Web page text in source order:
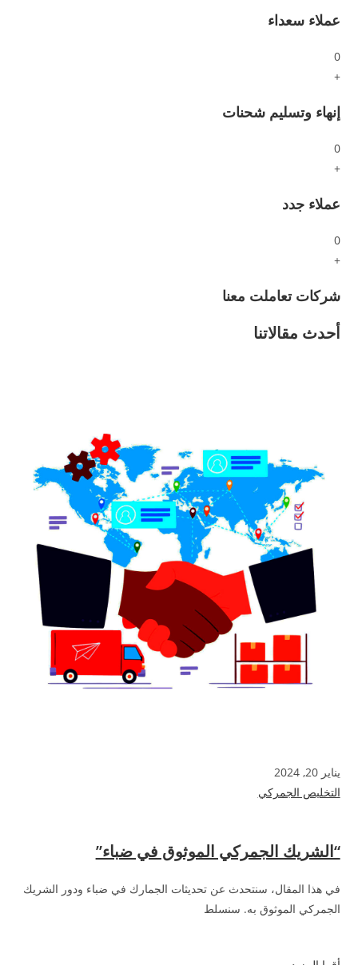
عملاء سعداء
0
+
إنهاء وتسليم شحنات
0
+
عملاء جدد
0
+
شركات تعاملت معنا
أحدث مقالاتنا
يناير 20, 2024
التخليص الجمركي
“الشريك الجمركي الموثوق في ضباء”
في هذا المقال، سنتحدث عن تحديثات الجمارك في ضباء ودور الشريك
الجمركي الموثوق به. سنسلط